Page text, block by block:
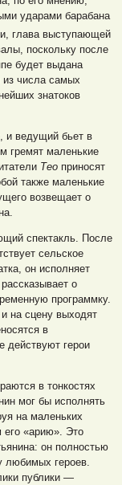
ударами барабана
глава выступающей
поскольку после
будет выдана
числа самых
знатоков
и ведущий бьет в
гремят маленькие
Тео приносят
также маленькие
возвещает о
спектакль. После
сельское
он исполняет
о
программку.
на сцену выходят
в
действуют герои
в тонкостях
мог бы исполнять
на маленьких
его «арию». Это
он полностью
любимых героев.
публики —